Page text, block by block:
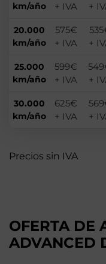
km/año
+ IVA
+
20.000
km/año
575€
+ IVA
+
25.000
km/año
599€
+ IVA
+
30.000
km/año
625€
+ IVA
+
Precios sin IVA
OFERTA DE
ADVANCED